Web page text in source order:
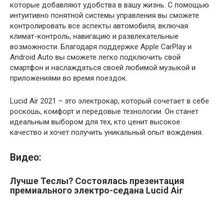
которые добавляют удобства в вашу жизнь. С помощью
интуитивно понятной системы управления вы сможете
контролировать все аспекты автомобиля, включая
климат-контроль, навигацию и развлекательные
возможности. Благодаря поддержке Apple CarPlay и
Android Auto вы сможете легко подключить свой
смартфон и наслаждаться своей любимой музыкой и
приложениями во время поездок.
Lucid Air 2021 – это электрокар, который сочетает в себе
роскошь, комфорт и передовые технологии. Он станет
идеальным выбором для тех, кто ценит высокое
качество и хочет получить уникальный опыт вождения.
Видео:
Лучше Теслы? Состоялась презентация
премиального электро-седана Lucid Air